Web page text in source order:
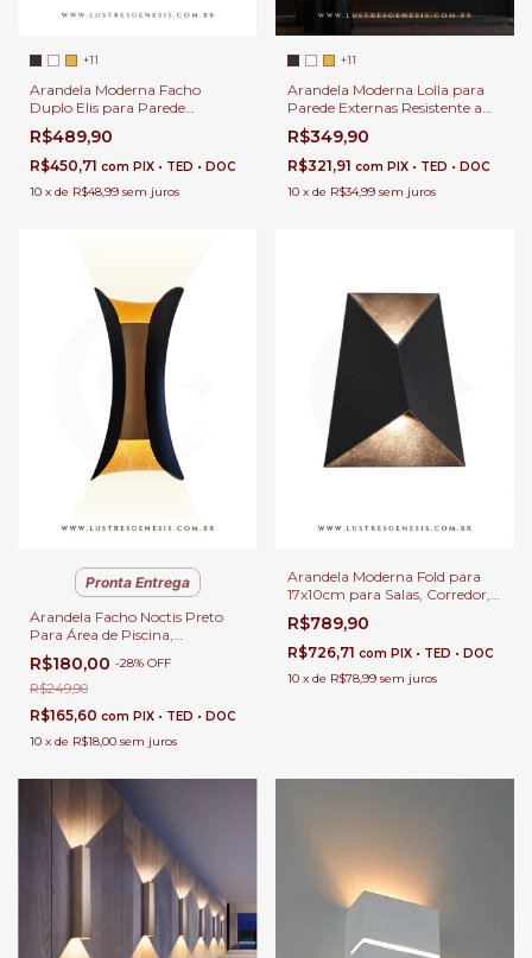
+11
Arandela Moderna Facho
Duplo Elis para Parede
Externas Resistente a Chuva e
Decoração Interna
R$489,90
R$450,71 com PIX • TED • DOC
10 x de R$48,99 sem juros
+11
Arandela Moderna Lolla para
Parede Externas Resistente a
Chuva e Decoração Interna
R$349,90
R$321,91 com PIX • TED • DOC
10 x de R$34,99 sem juros
Pronta Entrega
Arandela Facho Noctis Preto
Para Área de Piscina,
Garagem, Cabeceira de Cama
e Área Interna • GMH
R$180,00 -28% OFF
R$249,90
R$165,60 com PIX • TED • DOC
10 x de R$18,00 sem juros
Arandela Moderna Fold para
17x10cm para Salas, Corredor,
Área Externa, Cabeceira de
Cama e Lavabos
R$789,90
R$726,71 com PIX • TED • DOC
10 x de R$78,99 sem juros